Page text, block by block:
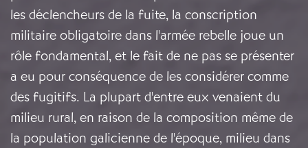
les déclencheurs de la fuite, la conscription
militaire obligatoire dans l'armée rebelle joue un
rôle fondamental, et le fait de ne pas se présenter
a eu pour conséquence de les considérer comme
des fugitifs. La plupart d'entre eux venaient du
milieu rural, en raison de la composition même de
la population galicienne de l'époque, milieu dans